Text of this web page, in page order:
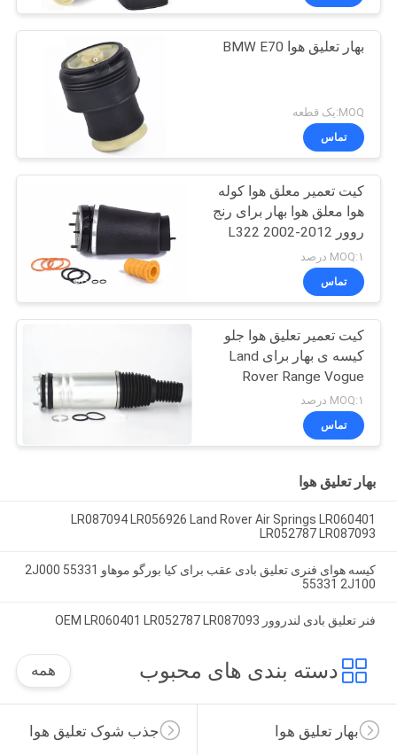
بهار تعلیق هوا BMW E70
MOQ:یک قطعه
تماس
کیت تعمیر معلق هوا کوله
هوا معلق هوا بهار برای رنج
روور L322 2002-2012
OE RNB000740
RNB000750
MOQ:۱ درصد
تماس
کیت تعمیر تعلیق هوا جلو
کیسه ی بهار برای Land
Rover Range Vogue
L405 LR056926
LR056924 LR060399
LR060401 22271123
MOQ:۱ درصد
تماس
بهار تعلیق هوا
LR087094 LR056926 Land Rover Air Springs LR060401
LR052787 LR087093
کیسه هوای فنری تعلیق بادی عقب برای کیا بورگو موهاو 55331 2J000
55331 2J100
فنر تعلیق بادی لندروور OEM LR060401 LR052787 LR087093
دسته بندی های محبوب همه
جذب شوک تعلیق هوا بهار تعلیق هوا